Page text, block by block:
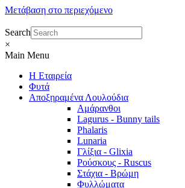
Μετάβαση στο περιεχόμενο
Search
×
Main Menu
Η Εταιρεία
Φυτά
Αποξηραμένα Λουλούδια
Αμάρανθοι
Lagurus - Bunny tails
Phalaris
Lunaria
Γλίξια - Glixia
Ρούσκους - Ruscus
Στάχια - Βρώμη
Φυλλώματα